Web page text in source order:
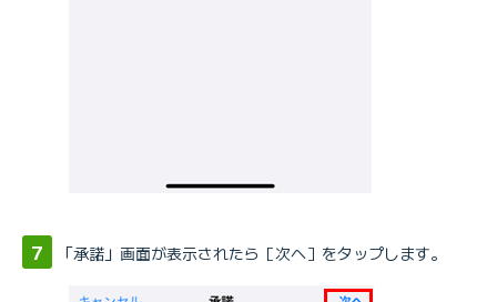
「承諾」画面が表示されたら［次へ］をタップします。